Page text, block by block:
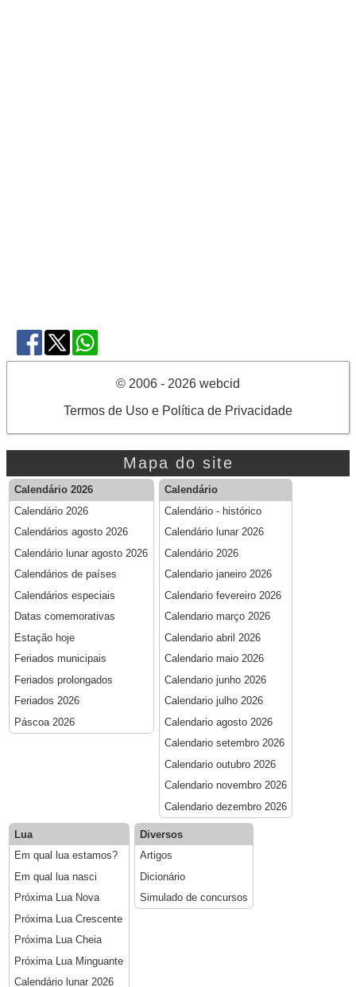
© 2006 - 2026 webcid
Termos de Uso e Política de Privacidade
Mapa do site
Calendário 2026
Calendário 2026
Calendários agosto 2026
Calendário lunar agosto 2026
Calendários de países
Calendários especiais
Datas comemorativas
Estação hoje
Feriados municipais
Feriados prolongados
Feriados 2026
Páscoa 2026
Calendário
Calendário - histórico
Calendário lunar 2026
Calendário 2026
Calendario janeiro 2026
Calendario fevereiro 2026
Calendario março 2026
Calendario abril 2026
Calendario maio 2026
Calendario junho 2026
Calendario julho 2026
Calendario agosto 2026
Calendario setembro 2026
Calendario outubro 2026
Calendario novembro 2026
Calendario dezembro 2026
Lua
Em qual lua estamos?
Em qual lua nasci
Próxima Lua Nova
Próxima Lua Crescente
Próxima Lua Cheia
Próxima Lua Minguante
Calendário lunar 2026
Diversos
Artigos
Dicionário
Simulado de concursos